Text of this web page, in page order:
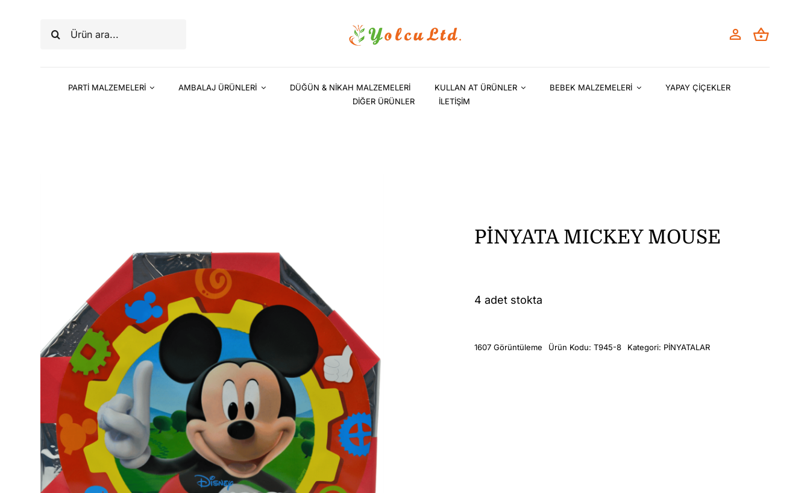
Ara:
PARTİ MALZEMELERİ AMBALAJ ÜRÜNLERİ DÜĞÜN & NİKAH MALZEMELERİ KULLAN AT ÜRÜNLER BEBEK MALZEMELERİ
YAPAY ÇİÇEKLER
DİĞER ÜRÜNLER
İLETİŞİM
PİNYATA MICKEY MOUSE
4 adet stokta
1607 Görüntüleme Ürün Kodu: T945-8 Kategori: PİNYATALAR